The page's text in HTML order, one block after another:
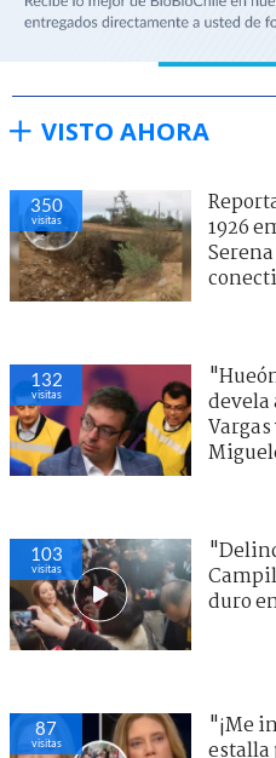
VISTO AHORA
350
visitas
1926
132
visitas
devela
Vargas
103
visitas
duro
87
visitas
"¡Me
estalla